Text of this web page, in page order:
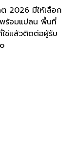
2026 มีให้เลือก
ร้อมแปลน พื้นที่
ใช่แล้วติดต่อผู้รับ